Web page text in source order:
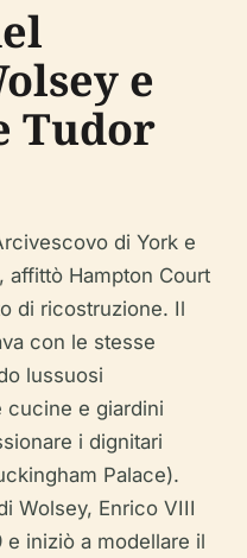
e
Tudor
di York e
affittò Hampton Court
di ricostruzione. Il
con le stesse
lussuosi
cucine e giardini
i dignitari
Palace).
Wolsey, Enrico VIII
iniziò a modellare il